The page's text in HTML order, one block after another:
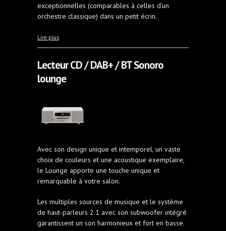
exceptionnelles (comparables à celles d’un
orchestre classique) dans un petit écrin.
Lire plus
Lecteur CD / DAB+ / BT Sonoro
lounge
Avec son design unique et intemporel, un vaste
choix de couleurs et une acoustique exemplaire,
le Lounge apporte une touche unique et
remarquable à votre salon.
Les multiples sources de musique et le système
de haut-parleurs 2.1 avec son subwoofer intégré
garantissent un son harmonieux et fort en basse.